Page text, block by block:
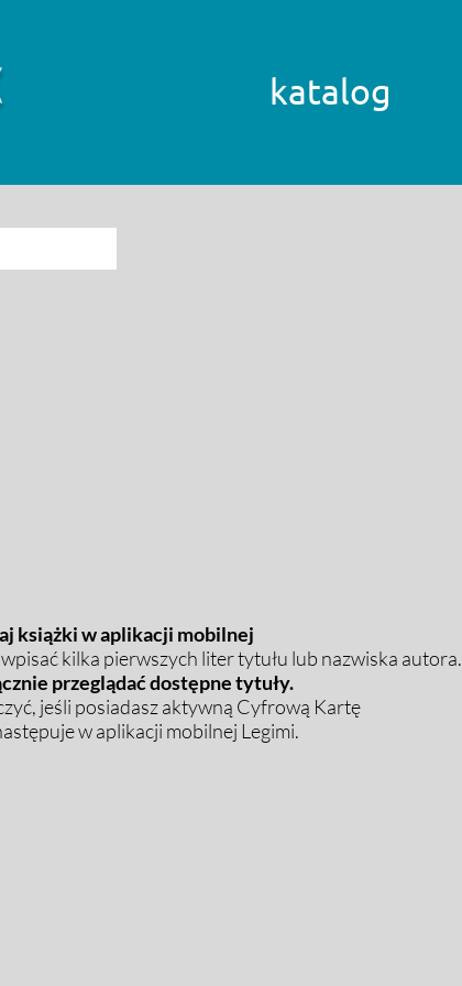
katalog
książki w aplikacji mobilnej
kilka pierwszych liter tytułu lub nazwiska autora.
przeglądać dostępne tytuły.
jeśli posiadasz aktywną Cyfrową Kartę
w aplikacji mobilnej Legimi.